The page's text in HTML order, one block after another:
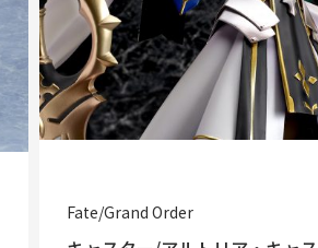
Fate/Grand Order